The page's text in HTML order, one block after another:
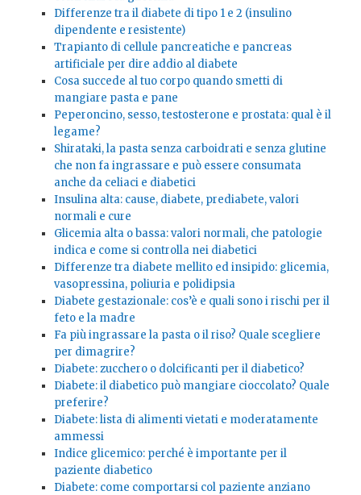
Differenze tra il diabete di tipo 1 e 2 (insulino
dipendente e resistente)
Trapianto di cellule pancreatiche e pancreas
artificiale per dire addio al diabete
Cosa succede al tuo corpo quando smetti di
mangiare pasta e pane
Peperoncino, sesso, testosterone e prostata: qual è il
legame?
Shirataki, la pasta senza carboidrati e senza glutine
che non fa ingrassare e può essere consumata
anche da celiaci e diabetici
Insulina alta: cause, diabete, prediabete, valori
normali e cure
Glicemia alta o bassa: valori normali, che patologie
indica e come si controlla nei diabetici
Differenze tra diabete mellito ed insipido: glicemia,
vasopressina, poliuria e polidipsia
Diabete gestazionale: cos’è e quali sono i rischi per il
feto e la madre
Fa più ingrassare la pasta o il riso? Quale scegliere
per dimagrire?
Diabete: zucchero o dolcificanti per il diabetico?
Diabete: il diabetico può mangiare cioccolato? Quale
preferire?
Diabete: lista di alimenti vietati e moderatamente
ammessi
Indice glicemico: perché è importante per il
paziente diabetico
Diabete: come comportarsi col paziente anziano